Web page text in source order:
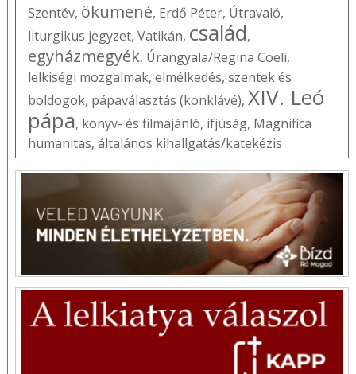
Szentév, ökumené, Erdő Péter, Útravaló,
liturgikus jegyzet, Vatikán, család,
egyházmegyék, Úrangyala/Regina Coeli,
lelkiségi mozgalmak, elmélkedés, szentek és
boldogok, pápaválasztás (konklávé), XIV. Leó
pápa, könyv- és filmajánló, ifjúság, Magnifica
humanitas, általános kihallgatás/katekézis